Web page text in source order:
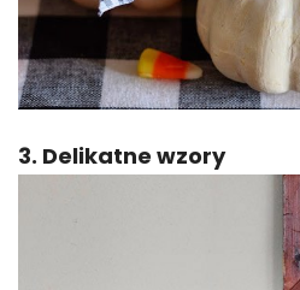
3. Delikatne wzory